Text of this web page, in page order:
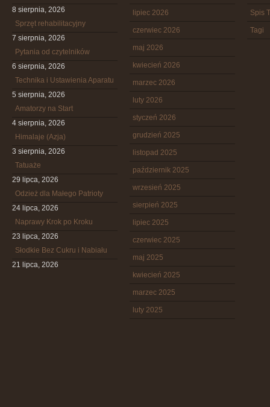
8 sierpnia, 2026
Sprzęt rehabilitacyjny
7 sierpnia, 2026
Pytania od czytelników
6 sierpnia, 2026
Technika i Ustawienia Aparatu
5 sierpnia, 2026
Amatorzy na Start
4 sierpnia, 2026
Himalaje (Azja)
3 sierpnia, 2026
Tatuaże
29 lipca, 2026
Odzież dla Małego Patrioty
24 lipca, 2026
Naprawy Krok po Kroku
23 lipca, 2026
Słodkie Bez Cukru i Nabiału
21 lipca, 2026
lipiec 2026
czerwiec 2026
maj 2026
kwiecień 2026
marzec 2026
luty 2026
styczeń 2026
grudzień 2025
listopad 2025
październik 2025
wrzesień 2025
sierpień 2025
lipiec 2025
czerwiec 2025
maj 2025
kwiecień 2025
marzec 2025
luty 2025
Spis
Tagi